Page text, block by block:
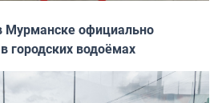
Мурманске официально
городских водоёмах